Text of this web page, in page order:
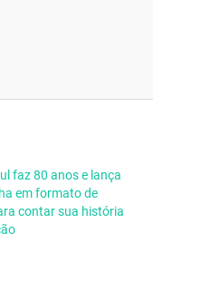
faz 80 anos e lança
em formato de
contar sua história